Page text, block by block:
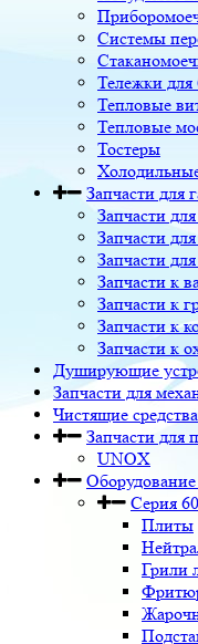
Системы
Тележки
Тепловые
Тепловые
Тостеры
Запчасти для
Запчасти
Запчасти
Запчасти
Запчасти к
Запчасти к
Запчасти к
Запчасти к
Душирующие
Запчасти для
Чистящие средства
Запчасти для
UNOX
Оборудование
Серия
Плиты
Грили